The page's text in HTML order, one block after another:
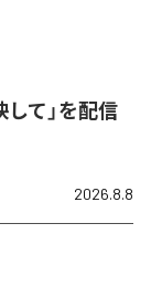
て」を配信
2026.8.8